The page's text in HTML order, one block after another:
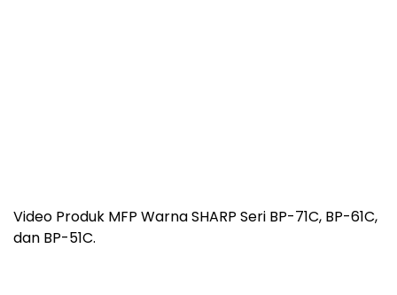
Video Produk MFP Warna SHARP Seri BP-71C, BP-61C,
dan BP-51C.